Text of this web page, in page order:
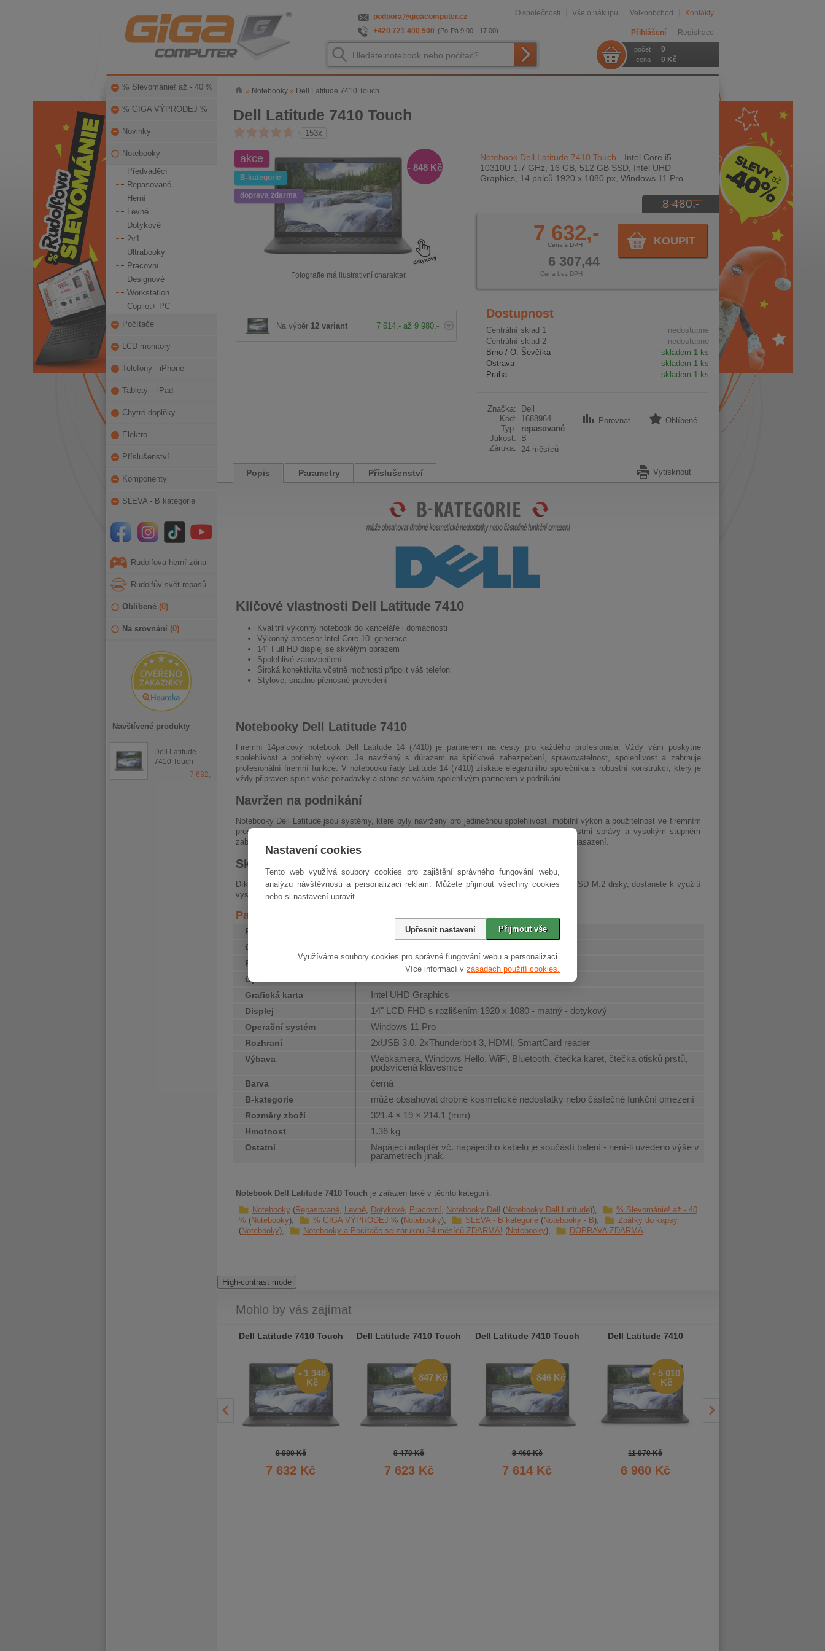
Nastavení cookies
Tento web využívá soubory cookies pro zajištění správného fungování webu,
analýzu návštěvnosti a personalizaci reklam. Můžete přijmout všechny cookies
nebo si nastavení upravit.
Přijmout vše
Upřesnit nastavení
Využíváme soubory cookies pro správné fungování webu a personalizaci.
Více informací v zásadách použití cookies.
podpora@gigacomputer.cz
+420 721 400 500 (Po-Pá 9.00 - 17.00)
O společnosti Vše o nákupu Velkoobchod Kontakty
Přihlášení Registrace
počet 0
cena 0 Kč
% Slevománie! až - 40 %
% GIGA VÝPRODEJ %
Novinky
Notebooky
Předváděcí
Repasované
Herní
Levné
Dotykové
2v1
Ultrabooky
Pracovní
Designové
Workstation
Copilot+ PC
Počítače
LCD monitory
Telefony - iPhone
Tablety – iPad
Chytré doplňky
Elektro
Příslušenství
Komponenty
SLEVA - B kategorie
Rudolfova herní zóna
Rudolfův svět repasů
Oblíbené (0)
Na srovnání (0)
Navštívené produkty
Dell Latitude
7410 Touch
7 632,-
» Notebooky» Dell Latitude 7410 Touch
Dell Latitude 7410 Touch
153x
Notebook Dell Latitude 7410 Touch - Intel Core i5
10310U 1.7 GHz, 16 GB, 512 GB SSD, Intel UHD
Graphics, 14 palců 1920 x 1080 px, Windows 11 Pro
8 480,-
KOUPIT
7 632,-
Cena s DPH
6 307,44
Cena bez DPH
Dostupnost
Centrální sklad 1
nedostupné
Centrální sklad 2
nedostupné
Brno / O. Ševčíka
skladem 1 ks
Ostrava
skladem 1 ks
Praha
skladem 1 ks
Značka:
Dell
Kód:
1688964
Typ:
repasované
Jakost:
B
Záruka:
24 měsíců
Porovnat Oblíbené
akce
B-kategorie
doprava zdarma
- 848 Kč
Fotografie má ilustrativní charakter.
Na výběr 12 variant 7 614,- až 9 980,-
Popis Parametry Příslušenství Vytisknout
Klíčové vlastnosti Dell Latitude 7410
Kvalitní výkonný notebook do kanceláře i domácnosti
Výkonný procesor Intel Core 10. generace
14" Full HD displej se skvělým obrazem
Spolehlivé zabezpečení
Široká konektivita včetně možnosti připojit váš telefon
Stylové, snadno přenosné provedení
Notebooky Dell Latitude 7410
Firemní 14palcový notebook Dell Latitude 14 (7410) je partnerem na cesty pro každého profesionála. Vždy vám poskytne
spolehlivost a potřebný výkon. Je navržený s důrazem na špičkové zabezpečení, spravovatelnost, spolehlivost a zahrnuje
profesionální firemní funkce. V notebooku řady Latitude 14 (7410) získáte elegantního společníka s robustní konstrukcí, který je
vždy připraven splnit vaše požadavky a stane se vaším spolehlivým partnerem v podnikání.
Navržen na podnikání
Notebooky Dell Latitude jsou systémy, které byly navrženy pro jedinečnou spolehlivost, mobilní výkon a použitelnost ve firemním
prostředí. Dell Latitude řady 7000 představují zařízení se špičkovou přenositelností, možnostmi správy a vysokým stupněm
zabezpečení. Řada 7410 představuje prémiové řešení nejvyšší kvality pro maximální pracovní nasazení.
Skvělý mobilní výkon
Díky moderním procesorům Intel Core 10. generace, v kombinaci s operační pamětí DDR4 a SSD M.2 disky, dostanete k využití
vysoký výkon, který vás podrží i v náročných aplikacích.
Parametry a specifikace
Procesor Intel Core i5 10310U 1.7 GHz Comet Lake
Operační paměť
Pevný disk 512 GB SSD
Optická mechanika
Grafická karta Intel UHD Graphics
Displej 14" LCD FHD s rozlišením 1920 x 1080 - matný - dotykový
Operační systém Windows 11 Pro
Rozhraní 2xUSB 3.0, 2xThunderbolt 3, HDMI, SmartCard reader
Výbava
Webkamera, Windows Hello, WiFi, Bluetooth, čtečka karet, čtečka otisků prstů,
podsvícená klávesnice
Barva černá
B-kategorie může obsahovat drobné kosmetické nedostatky nebo částečné funkční omezení
Rozměry zboží 321.4 × 19 × 214.1 (mm)
Hmotnost 1.36 kg
Ostatní
Napájecí adaptér vč. napájecího kabelu je součástí balení - není-li uvedeno výše v
parametrech jinak.
Notebook Dell Latitude 7410 Touch je zařazen také v těchto kategorií:
Notebooky Repasované Levné Dotykové Pracovní Notebooky Dell Notebooky Dell Latitude
% Slevománie! až - 40
% Notebooky % GIGA VÝPRODEJ % Notebooky SLEVA - B kategorie Notebooky - B
Zpátky do kapsy
Notebooky
Notebooky a Počítače se zárukou 24 měsíců ZDARMA! Notebooky DOPRAVA ZDARMA
High-contrast mode
Mohlo by vás zajímat
Dell Latitude 7410 Touch
- 1 348
Kč
8 980 Kč
7 632 Kč
Dell Latitude 7410 Touch
- 847 Kč
8 470 Kč
7 623 Kč
Dell Latitude 7410 Touch
- 846 Kč
8 460 Kč
7 614 Kč
Dell Latitude 7410
- 5 010
Kč
11 970 Kč
6 960 Kč